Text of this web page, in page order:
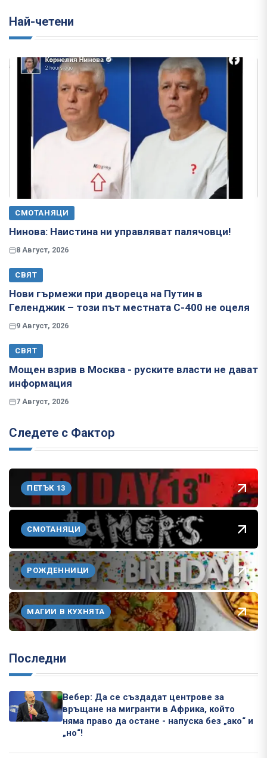
Най-четени
СМОТАНЯЦИ
Нинова: Наистина ни управляват палячовци!
8 Август, 2026
СВЯТ
Нови гърмежи при двореца на Путин в
Геленджик – този път местната С-400 не оцеля
9 Август, 2026
СВЯТ
Мощен взрив в Москва - руските власти не дават
информация
7 Август, 2026
Следете с Фактор
ПЕТЪК 13
СМОТАНЯЦИ
РОЖДЕННИЦИ
МАГИИ В КУХНЯТА
Последни
Вебер: Да се създадат центрове за
връщане на мигранти в Африка, който
няма право да остане - напуска без „ако“ и
„но“!